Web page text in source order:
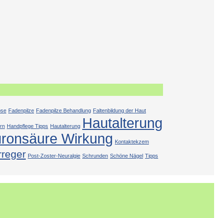
Fadenpilze Fadenpilze Behandlung Faltenbildung der Haut
Handpflege Tipps Hautalterung Hautalterung
Wirkung Kontaktekzem
Post-Zoster-Neuralgie Schrunden Schöne Nägel Tipps